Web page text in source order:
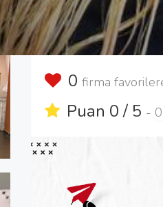
0firma
Puan 0 / 5 -